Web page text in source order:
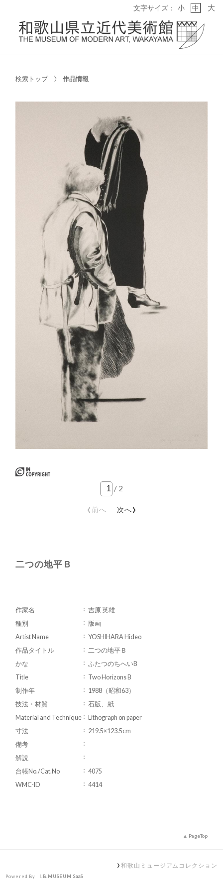
文字サイズ： 小 中 大
検索トップ 作品情報
/ 2
‹前へ 次へ›
二つの地平Ｂ
作家名
吉原 英雄
種別
版画
Artist Name
YOSHIHARA Hideo
作品タイトル
二つの地平Ｂ
かな
ふたつのちへいB
Title
Two Horizons B
制作年
1988（昭和63）
技法・材質
石版、紙
Material and Technique
Lithograph on paper
寸法
219.5×123.5cm
備考
解説
台帳No./Cat.No
4075
WMC-ID
4414
PageTop
和歌山ミュージアムコレクション
Powered By I.B.MUSEUM SaaS